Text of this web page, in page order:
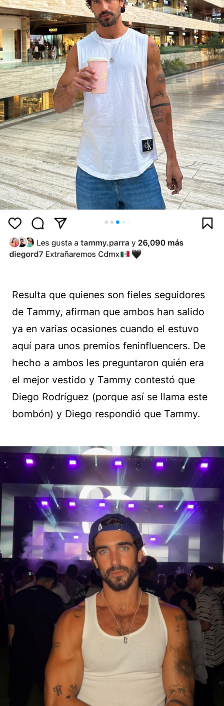
Resulta que quienes son fieles seguidores
de Tammy, afirman que ambos han salido
ya en varias ocasiones cuando el estuvo
aquí para unos premios feninfluencers. De
hecho a ambos les preguntaron quién era
el mejor vestido y Tammy contestó que
Diego Rodríguez (porque así se llama este
bombón) y Diego respondió que Tammy.